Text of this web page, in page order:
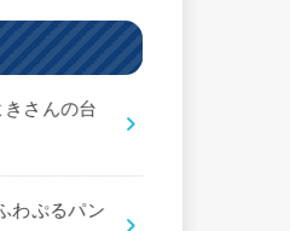
さんの台
わぷるパン